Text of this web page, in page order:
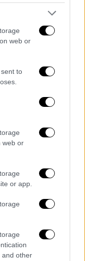
web or
to
web or
or app.
and other
εκτίμηση του
ξημερώματα,
καρέ τις
ύποπτη
κάποιο
από
το σενάριο
δεν
ενώ δεν